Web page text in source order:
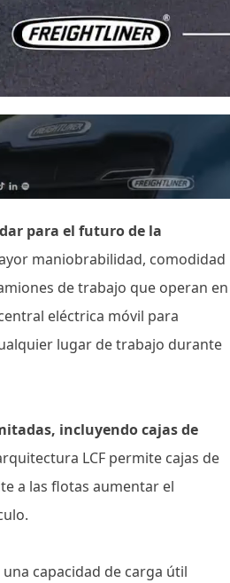
para el futuro de la
maniobrabilidad, comodidad
de trabajo que operan en
eléctrica móvil para
lugar de trabajo durante
incluyendo cajas de
LCF permite cajas de
a las flotas aumentar el
capacidad de carga útil